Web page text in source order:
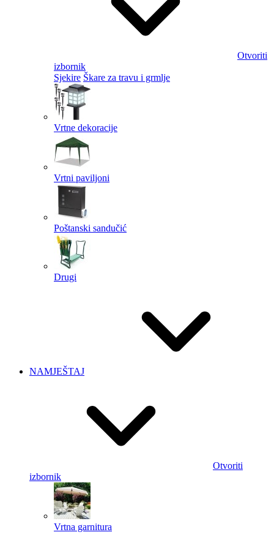
Otvoriti
izbornik
Sjekire Škare za travu i grmlje
Vrtne dekoracije
Vrtni paviljoni
Poštanski sandučić
Drugi
NAMJEŠTAJ
Otvoriti
izbornik
Vrtna garnitura